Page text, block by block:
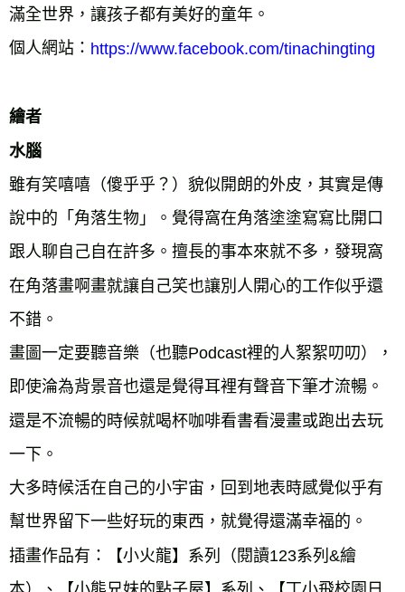
滿全世界，讓孩子都有美好的童年。
個人網站： https://www.facebook.com/tinachingting
繪者
水腦
雖有笑嘻嘻（傻乎乎？）貌似開朗的外皮，其實是傳
說中的「角落生物」。覺得窩在角落塗塗寫寫比開口
跟人聊自己自在許多。擅長的事本來就不多，發現窩
在角落畫啊畫就讓自己笑也讓別人開心的工作似乎還
不錯。
畫圖一定要聽音樂（也聽Podcast裡的人絮絮叨叨），
即使淪為背景音也還是覺得耳裡有聲音下筆才流暢。
還是不流暢的時候就喝杯咖啡看書看漫畫或跑出去玩
一下。
大多時候活在自己的小宇宙，回到地表時感覺似乎有
幫世界留下一些好玩的東西，就覺得還滿幸福的。
插畫作品有：【小火龍】系列（閱讀123系列&繪